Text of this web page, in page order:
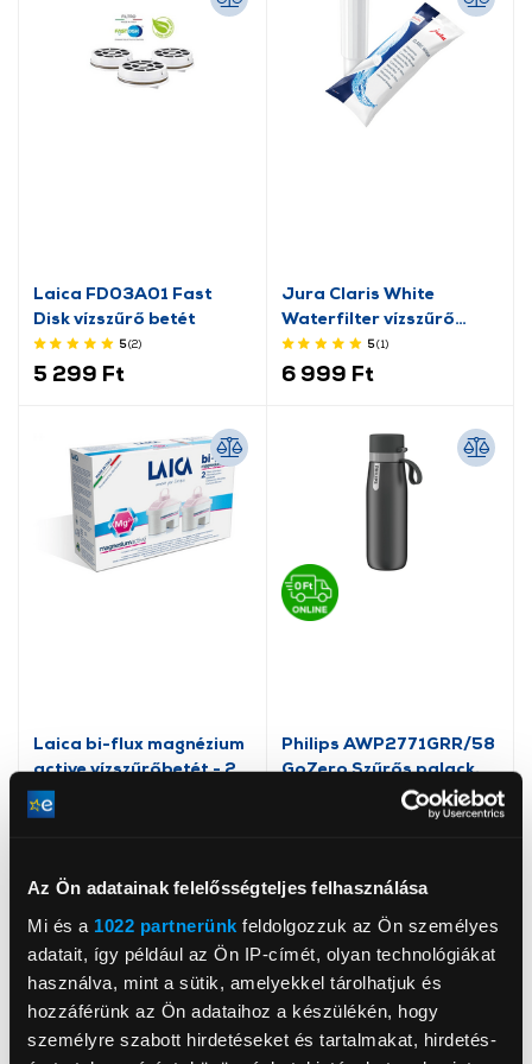
Az Ön adatainak felelősségteljes felhasználása
Mi és a 1022 partnerünk feldolgozzuk az Ön személyes
adatait, így például az Ön IP-címét, olyan technológiákat
használva, mint a sütik, amelyekkel tárolhatjuk és
hozzáférünk az Ön adataihoz a készülékén, hogy
személyre szabott hirdetéseket és tartalmakat, hirdetés-
Laica FD03A01 Fast
Disk vízszűrő betét
5(2)
5 299 Ft
Jura Claris White
Waterfilter vízszűrő
patron
5(1)
6 999 Ft
Laica bi-flux magnézium
active vízszűrőbetét - 2
db
6 199 Ft
Philips AWP2771GRR/58
GoZero Szűrős palack,
550ml, szürke